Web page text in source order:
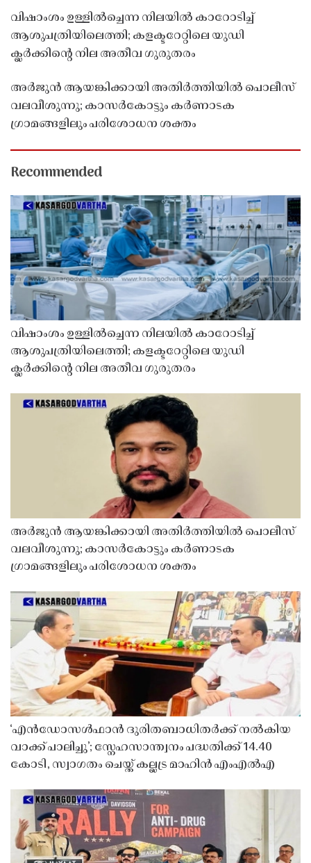
വിഷാംശം ഉള്ളിൽച്ചെന്ന നിലയിൽ കാറോടിച്ച്
ആശുപത്രിയിലെത്തി; കളക്ടറേറ്റിലെ യുഡി
ക്ലർക്കിൻ്റെ നില അതീവ ഗുരുതരം
അർജുൻ ആയങ്കിക്കായി അതിർത്തിയിൽ പൊലീസ്
വലവീശുന്നു; കാസർകോട്ടും കർണാടക
ഗ്രാമങ്ങളിലും പരിശോധന ശക്തം
Recommended
വിഷാംശം ഉള്ളിൽച്ചെന്ന നിലയിൽ കാറോടിച്ച്
ആശുപത്രിയിലെത്തി; കളക്ടറേറ്റിലെ യുഡി
ക്ലർക്കിൻ്റെ നില അതീവ ഗുരുതരം
അർജുൻ ആയങ്കിക്കായി അതിർത്തിയിൽ പൊലീസ്
വലവീശുന്നു; കാസർകോട്ടും കർണാടക
ഗ്രാമങ്ങളിലും പരിശോധന ശക്തം
‘എൻഡോസൾഫാൻ ദുരിതബാധിതർക്ക് നൽകിയ
വാക്ക് പാലിച്ചു’; സ്നേഹസാന്ത്വനം പദ്ധതിക്ക് 14.40
കോടി, സ്വാഗതം ചെയ്ത് കല്ലട്ര മാഹിൻ എംഎൽഎ